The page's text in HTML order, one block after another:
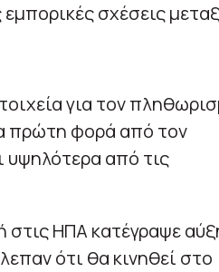
εμπορικές σχέσεις
για τον
πρώτη φορά από τον
από τις
στις ΗΠΑ κατέγραψε
ότι θα κινηθεί στο